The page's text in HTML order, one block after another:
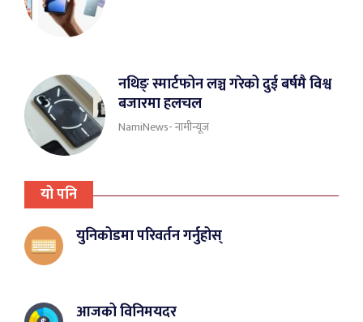
नथिङ् स्मार्टफोन लञ्च गरेको दुई बर्षमै विश्व
बजारमा हलचल
NamiNews- नामीन्यूज
यो पनि
युनिकोडमा परिवर्तन गर्नुहोस्
आजको विनिमयदर